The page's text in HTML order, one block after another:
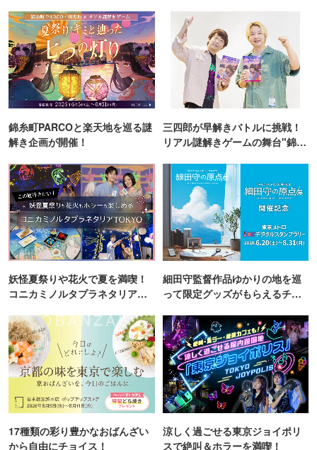
錦糸町PARCOと楽天地を巡る謎
解き企画が開催！
三四郎が早解きバトルに挑戦！
リアル謎解きゲームの舞台"錦糸
妖怪夏祭りや花火で夏を満喫！
コニカミノルタプラネタリア
細田守監督作品ゆかりの地を巡
って限定グッズがもらえるチャ
17種類の彩り豊かなおばんざい
から自由にチョイス！
涼しく過ごせる東京ジョイポリ
スで絶叫＆ホラーを満喫！